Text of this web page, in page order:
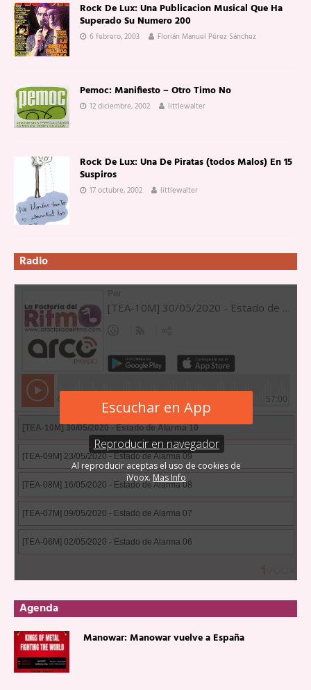
Rock De Lux: Una Publicacion Musical Que Ha
Superado Su Numero 200
6 febrero, 2003 Florián Manuel Pérez Sánchez
Pemoc: Manifiesto – Otro Timo No
12 diciembre, 2002 littlewalter
Rock De Lux: Una De Piratas (todos Malos) En 15
Suspiros
17 octubre, 2002 littlewalter
Radio
Agenda
Manowar: Manowar vuelve a España